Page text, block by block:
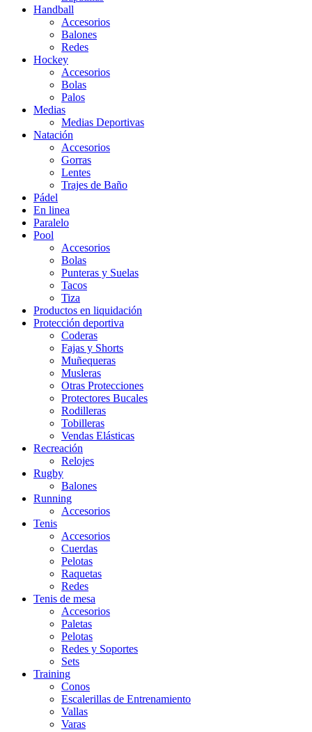
Handball
Accesorios
Balones
Redes
Hockey
Accesorios
Bolas
Palos
Medias
Medias Deportivas
Natación
Accesorios
Gorras
Lentes
Trajes de Baño
Pádel
En linea
Paralelo
Pool
Accesorios
Bolas
Punteras y Suelas
Tacos
Tiza
Productos en liquidación
Protección deportiva
Coderas
Fajas y Shorts
Muñequeras
Musleras
Otras Protecciones
Protectores Bucales
Rodilleras
Tobilleras
Vendas Elásticas
Recreación
Relojes
Rugby
Balones
Running
Accesorios
Tenis
Accesorios
Cuerdas
Pelotas
Raquetas
Redes
Tenis de mesa
Accesorios
Paletas
Pelotas
Redes y Soportes
Sets
Training
Conos
Escalerillas de Entrenamiento
Vallas
Varas